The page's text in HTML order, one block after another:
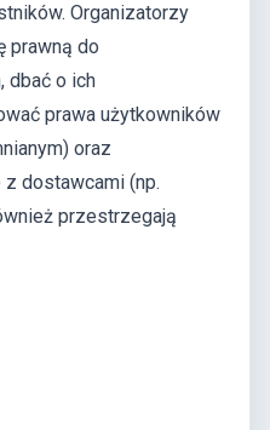
Organizatorzy
prawną do
dbać o ich
prawa użytkowników
oraz
z dostawcami (np.
przestrzegają